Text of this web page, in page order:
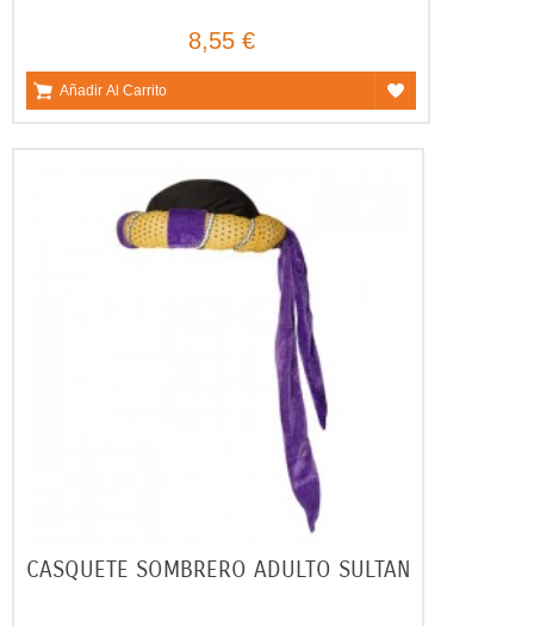
8,55 €
Añadir Al Carrito
CASQUETE SOMBRERO ADULTO SULTAN